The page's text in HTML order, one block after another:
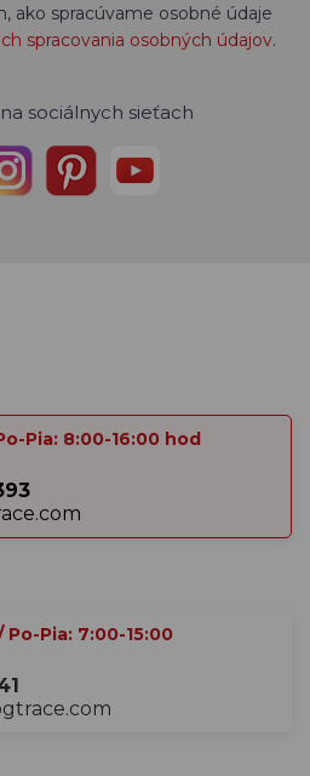
ako spracúvame osobné údaje
spracovania osobných údajov.
sociálnych sieťach
Pia: 8:00-16:00 hod
Pia: 7:00-15:00